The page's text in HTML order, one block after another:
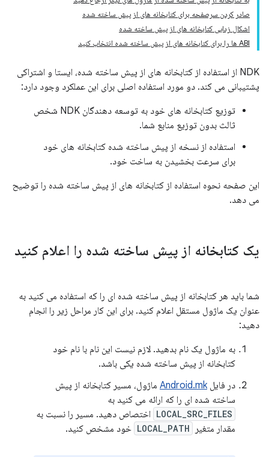
صادر کردن سرصفحه برای کتابخانه های از پیش ساخته شده
اشکال زدایی کتابخانه های از پیش ساخته شده
ABI ها را برای کتابخانه های از پیش ساخته شده انتخاب کنید
NDK از استفاده از کتابخانه های از پیش ساخته شده، ایستا و اشتراکی
پشتیبانی می کند. دو مورد استفاده اصلی برای این عملکرد وجود دارد:
توزیع کتابخانه های خود به توسعه دهندگان NDK شخص
ثالث بدون توزیع منابع شما.
استفاده از نسخه از پیش ساخته شده کتابخانه های خود
برای سرعت بخشیدن به ساخت خود.
این صفحه نحوه استفاده از کتابخانه های از پیش ساخته شده را توضیح
می دهد.
یک کتابخانه از پیش ساخته شده را اعلام کنید
شما باید هر کتابخانه از پیش ساخته شده ای را که استفاده می کنید به
عنوان یک ماژول مستقل اعلام کنید. برای این کار مراحل زیر را انجام
دهید:
به ماژول یک نام بدهید. لازم نیست این نام با نام خود
کتابخانه از پیش ساخته شده یکی باشد.
در فایلAndroid.mk ماژول، مسیر کتابخانه از پیش
ساخته شده ای را که ارائه می کنید به
LOCAL_SRC_FILES اختصاص دهید. مسیر را نسبت به
مقدار متغیر
LOCAL_PATH خود مشخص کنید.